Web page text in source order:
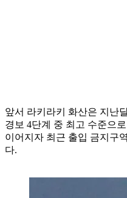
앞서 라키라키 화산은 지난
경보 4단계 중 최고 수준으
이어지자 최근 출입 금지구
다.